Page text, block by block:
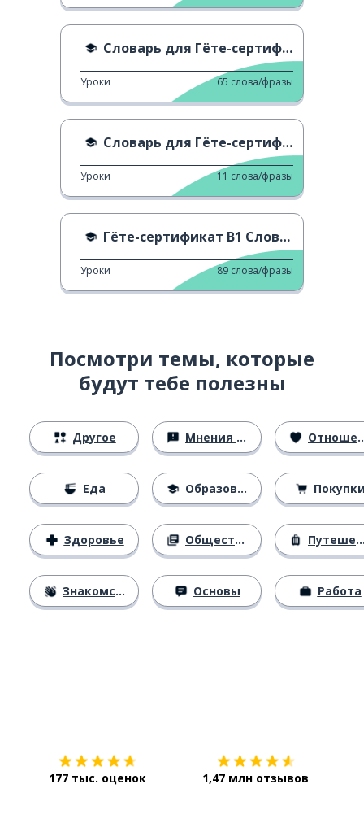
Словарь для Гёте-сертификата A1 - S
Уроки 65 слова/фразы
Словарь для Гёте-сертификата A1 - Z
Уроки 11 слова/фразы
Гёте-сертификат B1 Словарь - H
Уроки 89 слова/фразы
Посмотри темы, которые
будут тебе полезны
Другое
Еда
Здоровье
Знакомство
Мнения и убеждения
Образование
Общество
Основы
Отношения
Путешествия
Работа
177 тыс. оценок 1,47 млн отзывов